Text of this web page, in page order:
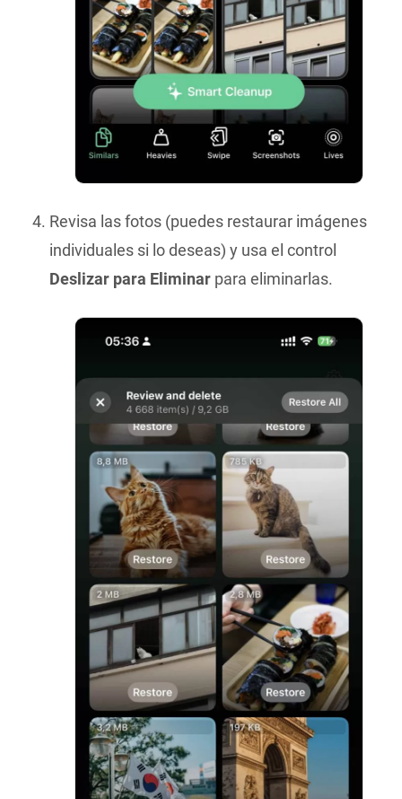
Revisa las fotos (puedes restaurar imágenes
individuales si lo deseas) y usa el control
Deslizar para Eliminar para eliminarlas.